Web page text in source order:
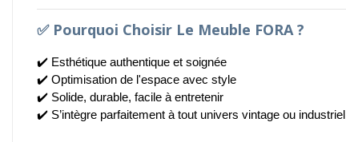
✅ Pourquoi Choisir Le Meuble FORA ?
✔️ Esthétique authentique et soignée
✔️ Optimisation de l'espace avec style
✔️ Solide, durable, facile à entretenir
✔️ S’intègre parfaitement à tout univers vintage ou industriel